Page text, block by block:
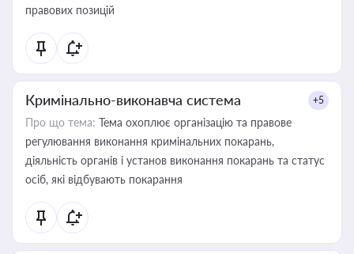
правових позицій
Кримінально-виконавча система +5
Про що тема: Тема охоплює організацію та правове
регулювання виконання кримінальних покарань,
діяльність органів і установ виконання покарань та статус
осіб, які відбувають покарання